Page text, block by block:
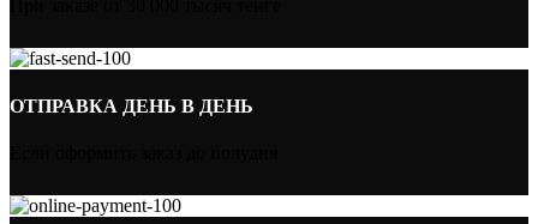
ОТПРАВКА ДЕНЬ В ДЕНЬ